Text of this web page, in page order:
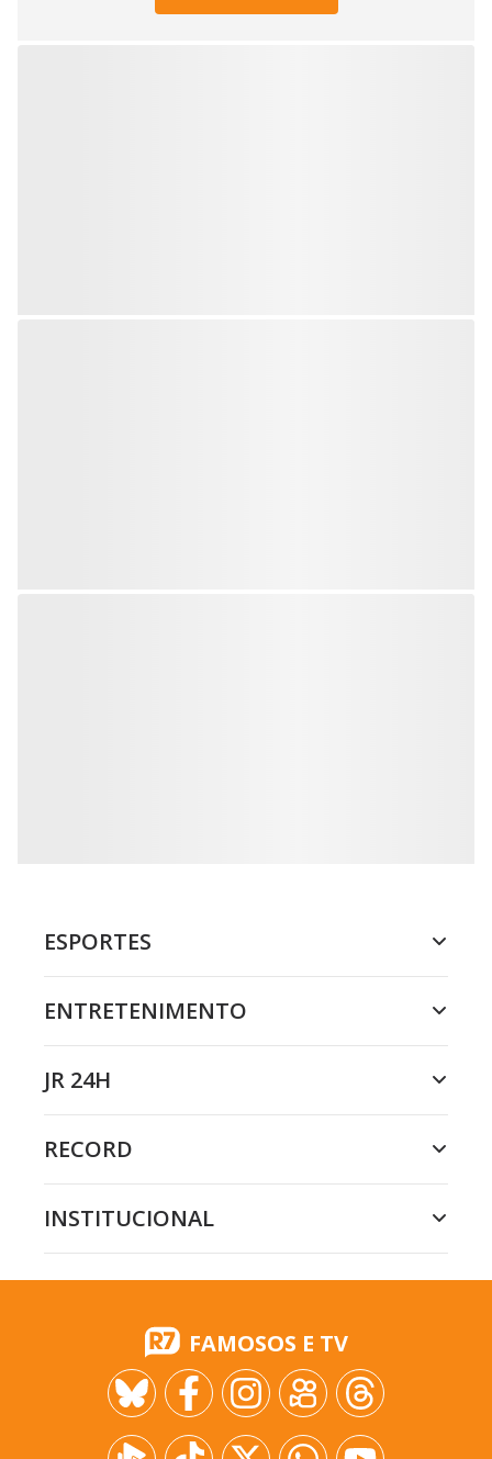
ESPORTES
ENTRETENIMENTO
JR 24H
RECORD
INSTITUCIONAL
FAMOSOS E TV